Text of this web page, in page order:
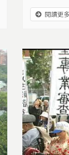
的每個瞬
運面臨危
閱讀更多